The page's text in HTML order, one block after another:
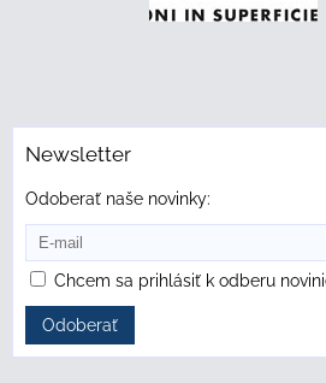
Newsletter
Odoberať naše novinky:
Chcem sa prihlásiť k odberu
Odoberať